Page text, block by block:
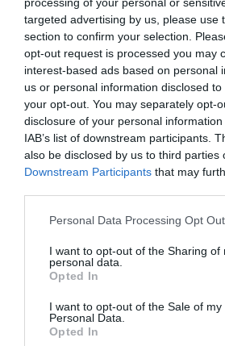
targeted advertising by us, please use
section to confirm your selection.
opt-out request is processed you may
interest-based ads based on personal
us or personal information disclosed
your opt-out. You may separately opt-
disclosure of your personal
IAB’s list of downstream participants.
also be disclosed by us to third parties
Downstream Participants that may
Personal Data Processing Opt
I want to opt-out of the Sharing of
personal data.
Opted In
I want to opt-out of the Sale of my
Personal Data.
Opted In
Siemens baja en bolsa,
elevar previsiones, tras
Cristina Martín
OPINIÓN
“Sánchez es un
abandonado a su país,
España. Tenemos un
connivencia con
Hispanidad 06/08/26 11:30
Marcelo Gullo: “El trabajo
historia, de poner la
desmontar la falsificación,
cristiano"
por Hispanidad
Artículos anteriores